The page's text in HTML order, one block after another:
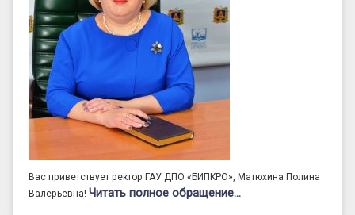
Вас приветствует ректор ГАУ ДПО «БИПКРО», Матюхина Полина
Валерьевна! Читать полное обращение…